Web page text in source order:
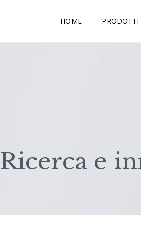
HOME PRODOTTI
Ricerca e